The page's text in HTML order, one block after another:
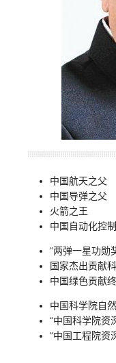
中国航天之父
中国导弹之父
火箭之王
中国自动化控
“两弹一星功勋
国家杰出贡献
中国绿色贡献
中国科学院自
“中国科学院资
“中国工程院资